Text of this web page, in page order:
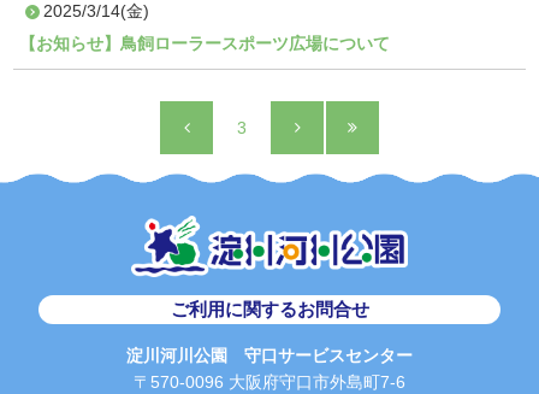
2025/3/14(金)
【お知らせ】鳥飼ローラースポーツ広場について
3
ご利用に関するお問合せ
淀川河川公園 守口サービスセンター
〒570-0096 大阪府守口市外島町7-6